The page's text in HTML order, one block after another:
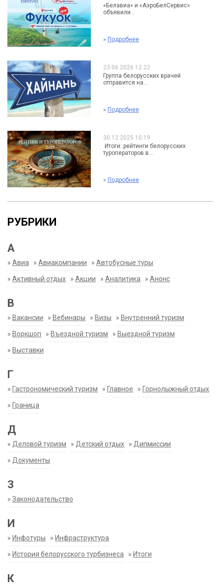
«Белавиа» и «АэроБелСервис»
объявили...
» Подробнее
23.06.2026 12:22
Группа белорусских врачей
отправится на...
» Подробнее
30.12.2025 10:19
Итоги: рейтинги белорусских
туроператоров в...
» Подробнее
РУБРИКИ
А
» Авиа » Авиакомпании » Автобусные туры
» Активный отдых » Акции » Аналитика » Анонс
В
» Вакансии » Вебинары » Визы » Внутренний туризм
» Воркшоп » Въездной туризм » Выездной туризм
» Выставки
Г
» Гастрономический туризм » Главное » Горнолыжный отдых
» Граница
Д
» Деловой туризм » Детский отдых » Дипмиссии
» Документы
З
» Законодательство
И
» Инфотуры » Инфраструктура
» История белорусского турбизнеса » Итоги
К